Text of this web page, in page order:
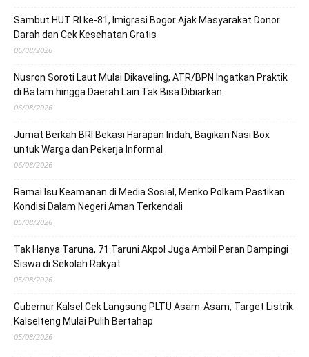
Sambut HUT RI ke-81, Imigrasi Bogor Ajak Masyarakat Donor
Darah dan Cek Kesehatan Gratis
06/08/2026
Nusron Soroti Laut Mulai Dikaveling, ATR/BPN Ingatkan Praktik
di Batam hingga Daerah Lain Tak Bisa Dibiarkan
06/08/2026
Jumat Berkah BRI Bekasi Harapan Indah, Bagikan Nasi Box
untuk Warga dan Pekerja Informal
06/08/2026
Ramai Isu Keamanan di Media Sosial, Menko Polkam Pastikan
Kondisi Dalam Negeri Aman Terkendali
05/08/2026
Tak Hanya Taruna, 71 Taruni Akpol Juga Ambil Peran Dampingi
Siswa di Sekolah Rakyat
05/08/2026
Gubernur Kalsel Cek Langsung PLTU Asam-Asam, Target Listrik
Kalselteng Mulai Pulih Bertahap
05/08/2026